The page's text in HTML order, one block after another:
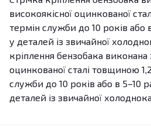
високоякісної оцинкованої
термін служби до 10 років або
у деталей із звичайної
кріплення бензобака виконана
оцинкованої сталі товщиною
служби до 10 років або в 5–10
деталей із звичайної